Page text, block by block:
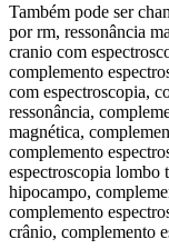
Também pode ser
por rm, ressonância
cranio com
complemento
com espectroscopia,
ressonância,
magnética,
complemento
espectroscopia lombo
hipocampo,
complemento
crânio, complemento